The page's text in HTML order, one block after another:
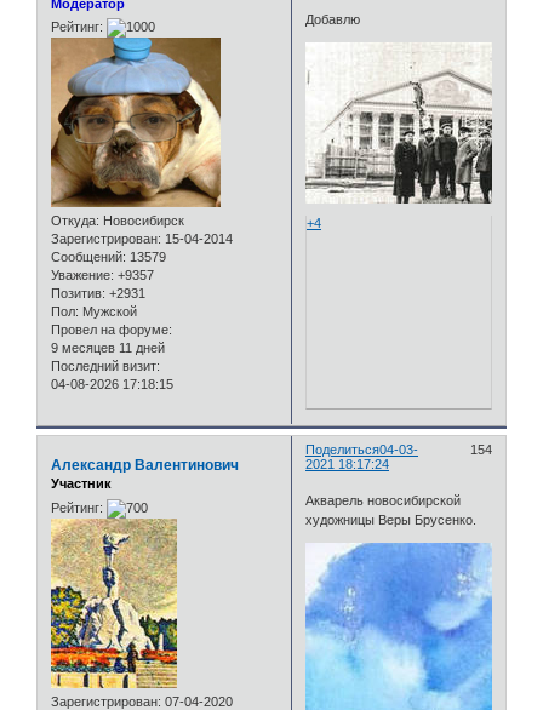
Модератор
Рейтинг:
Откуда: Новосибирск
Зарегистрирован: 15-04-2014
Сообщений: 13579
Уважение: +9357
Позитив: +2931
Пол: Мужской
Провел на форуме:
9 месяцев 11 дней
Последний визит:
04-08-2026 17:18:15
Добавлю
+4
Поделиться 154
04-03-
2021 18:17:24
Александр Валентинович
Участник
Рейтинг:
Зарегистрирован: 07-04-2020
Акварель новосибирской
художницы Веры Брусенко.